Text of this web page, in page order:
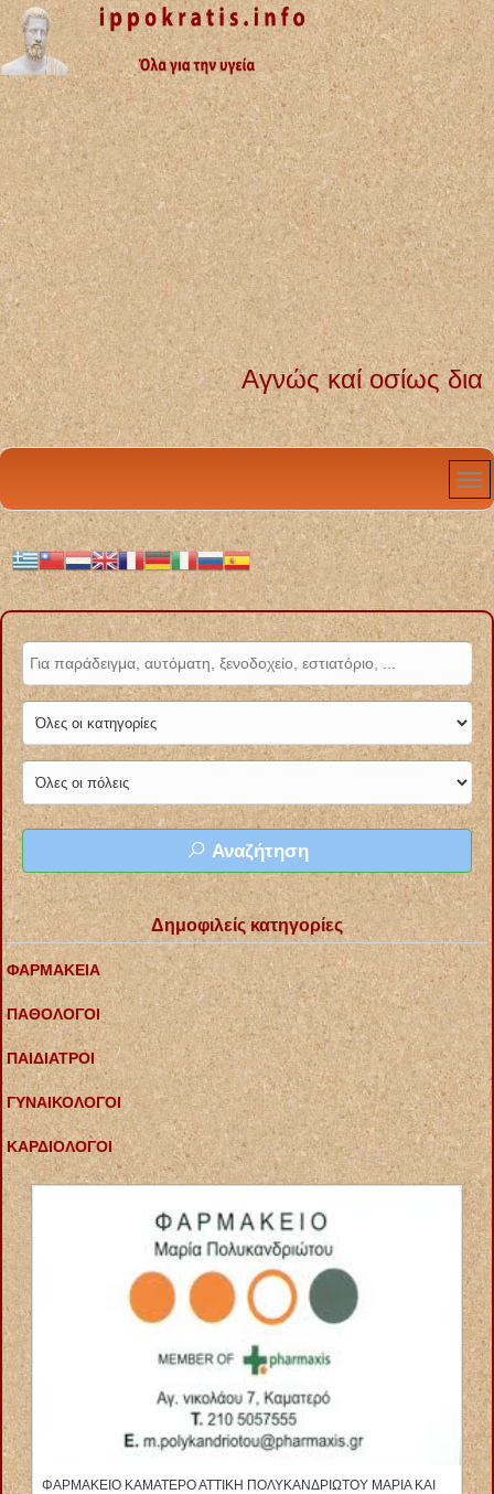
Αγνώς καί οσίως
Αναζήτηση
Δημοφιλείς κατηγορίες
ΦΑΡΜΑΚΕΙΑ
ΠΑΘΟΛΟΓΟΙ
ΠΑΙΔΙΑΤΡΟΙ
ΓΥΝΑΙΚΟΛΟΓΟΙ
ΚΑΡΔΙΟΛΟΓΟΙ
ΦΑΡΜΑΚΕΙΟ ΚΑΜΑΤΕΡΟ ΑΤΤΙΚΗ ΠΟΛΥΚΑΝΔΡΙΩΤΟΥ ΜΑΡΙΑ ΚΑΙ